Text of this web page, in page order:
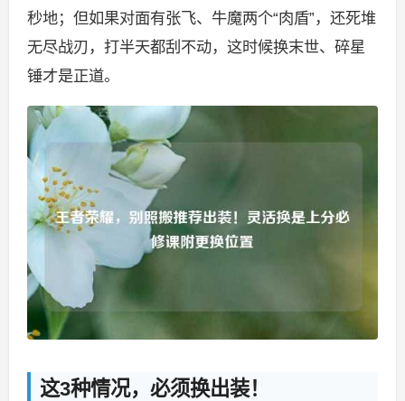
秒地；但如果对面有张飞、牛魔两个“肉盾”，还死堆
无尽战刃，打半天都刮不动，这时候换末世、碎星
锤才是正道。
这3种情况，必须换出装！